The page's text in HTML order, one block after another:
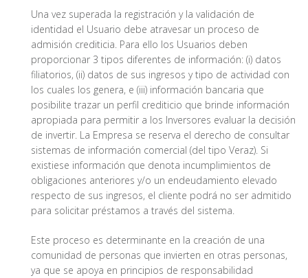
Una vez superada la registración y la validación de
identidad el Usuario debe atravesar un proceso de
admisión crediticia. Para ello los Usuarios deben
proporcionar 3 tipos diferentes de información: (i) datos
filiatorios, (ii) datos de sus ingresos y tipo de actividad con
los cuales los genera, e (iii) información bancaria que
posibilite trazar un perfil crediticio que brinde información
apropiada para permitir a los Inversores evaluar la decisión
de invertir. La Empresa se reserva el derecho de consultar
sistemas de información comercial (del tipo Veraz). Si
existiese información que denota incumplimientos de
obligaciones anteriores y/o un endeudamiento elevado
respecto de sus ingresos, el cliente podrá no ser admitido
para solicitar préstamos a través del sistema.
Este proceso es determinante en la creación de una
comunidad de personas que invierten en otras personas,
ya que se apoya en principios de responsabilidad